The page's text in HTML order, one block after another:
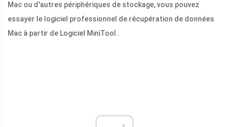
Mac ou d'autres périphériques de stockage, vous pouvez
essayer le logiciel professionnel de récupération de données
Mac à partir de Logiciel MiniTool .